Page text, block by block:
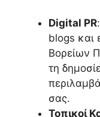
Digital PR
blogs και
Βορείων
τη
σας.
Τοπικοί